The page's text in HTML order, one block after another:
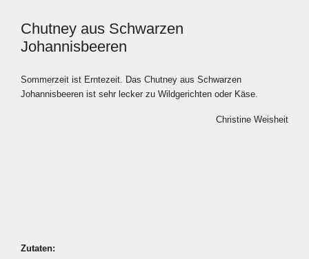
Chutney aus Schwarzen
Johannisbeeren
Sommerzeit ist Erntezeit. Das Chutney aus Schwarzen
Johannisbeeren ist sehr lecker zu Wildgerichten oder Käse.
Christine Weisheit
Zutaten: